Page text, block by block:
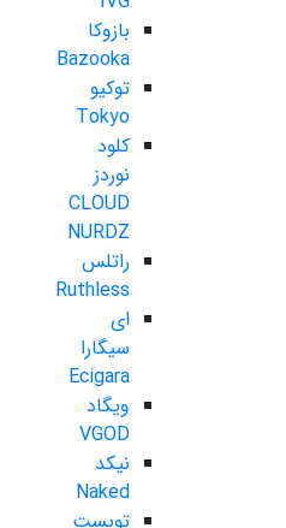
بازوکا
Bazooka
توکیو
Tokyo
کلود
نوردز
CLOUD
NURDZ
راتلس
Ruthless
ای
سیگارا
Ecigara
ویگاد
VGOD
نیکد
Naked
تویست